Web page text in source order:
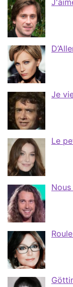
Je
Le
Nous